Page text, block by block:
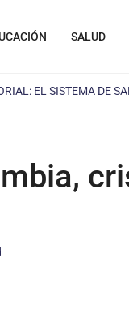
SALUD
EL SISTEMA DE